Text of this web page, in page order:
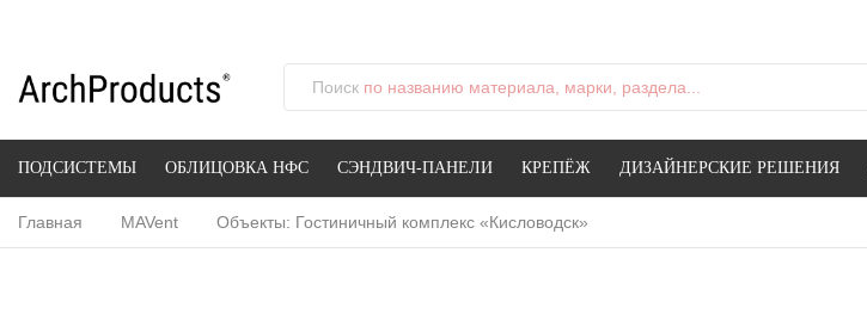
Поиск по названию материала, марки, раздела...
ПОДСИСТЕМЫ ОБЛИЦОВКА НФС СЭНДВИЧ-ПАНЕЛИ КРЕПЁЖ ДИЗАЙНЕРСКИЕ РЕШЕНИЯ
Главная MAVent Объекты: Гостиничный комплекс «Кисловодск»